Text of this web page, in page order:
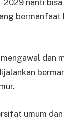
nanti
dan
umum